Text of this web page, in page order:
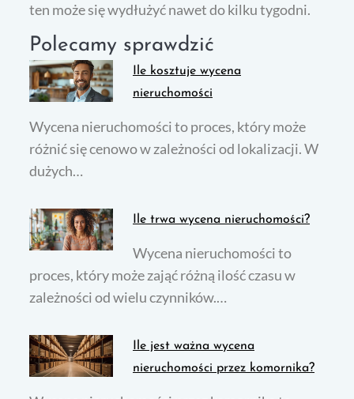
ten może się wydłużyć nawet do kilku tygodni.
Polecamy sprawdzić
Ile kosztuje wycena
nieruchomości
Wycena nieruchomości to proces, który może
różnić się cenowo w zależności od lokalizacji. W
dużych…
Ile trwa wycena nieruchomości?
Wycena nieruchomości to
proces, który może zająć różną ilość czasu w
zależności od wielu czynników.…
Ile jest ważna wycena
nieruchomości przez komornika?